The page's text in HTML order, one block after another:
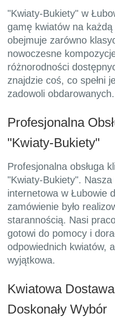
"Kwiaty-Bukiety" w
gamę kwiatów na
obejmuje zarówno
nowoczesne
różnorodności
znajdzie coś, co spełni
zadowoli obdarowanych.
Profesjonalna
"Kwiaty-Bukiety"
Profesjonalna obsługa
"Kwiaty-Bukiety". Nasza
internetowa w Łubowie
zamówienie było
starannością. Nasi
gotowi do pomocy i
odpowiednich kwiatów,
wyjątkowa.
Kwiatowa
Doskonały Wybór